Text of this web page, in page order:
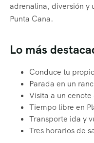
adrenalina, diversión y
Punta Cana.
Lo más
Conduce tu
Parada en un
Visita a un
Tiempo libre en
Transporte ida y
Tres horarios de